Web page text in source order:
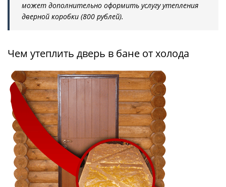
может дополнительно оформить услугу утепления
дверной коробки (800 рублей).
Чем утеплить дверь в бане от холода